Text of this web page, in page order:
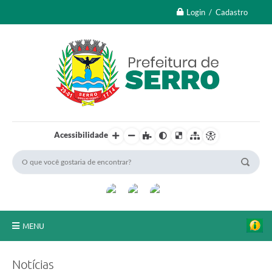
Login / Cadastro
Acessibilidade
MENU
Notícias